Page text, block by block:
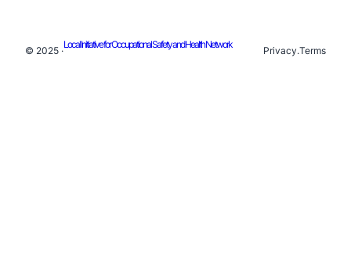
© 2025 ·
Local Initiative for Occupational Safety and Health Network
Privacy.Terms